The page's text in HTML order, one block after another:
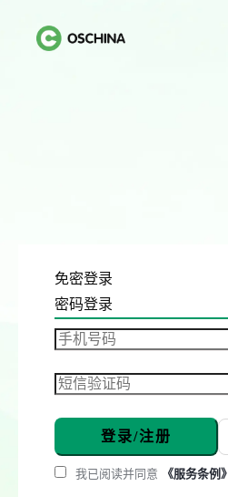
免密登录
密码登录
登录/注册
我已阅读并同意 《服务条例》